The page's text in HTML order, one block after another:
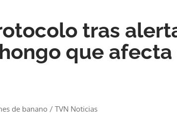
tras
que
de banano / TVN Noticias